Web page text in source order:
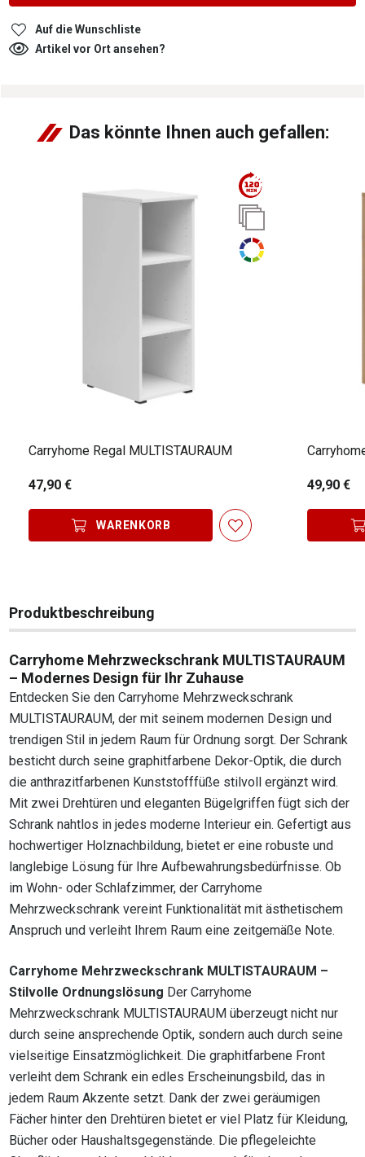
Auf die Wunschliste
Artikel vor Ort ansehen?
Das könnte Ihnen auch gefallen:
Carryhome Regal MULTISTAURAUM
47,90 €
WARENKORB
49,90 €
Produktbeschreibung
Carryhome Mehrzweckschrank MULTISTAURAUM
– Modernes Design für Ihr Zuhause
Entdecken Sie den Carryhome Mehrzweckschrank
MULTISTAURAUM, der mit seinem modernen Design und
trendigen Stil in jedem Raum für Ordnung sorgt. Der Schrank
besticht durch seine graphitfarbene Dekor-Optik, die durch
die anthrazitfarbenen Kunststofffüße stilvoll ergänzt wird.
Mit zwei Drehtüren und eleganten Bügelgriffen fügt sich der
Schrank nahtlos in jedes moderne Interieur ein. Gefertigt aus
hochwertiger Holznachbildung, bietet er eine robuste und
langlebige Lösung für Ihre Aufbewahrungsbedürfnisse. Ob
im Wohn- oder Schlafzimmer, der Carryhome
Mehrzweckschrank vereint Funktionalität mit ästhetischem
Anspruch und verleiht Ihrem Raum eine zeitgemäße Note.
Carryhome Mehrzweckschrank MULTISTAURAUM –
Stilvolle Ordnungslösung Der Carryhome
Mehrzweckschrank MULTISTAURAUM überzeugt nicht nur
durch seine ansprechende Optik, sondern auch durch seine
vielseitige Einsatzmöglichkeit. Die graphitfarbene Front
verleiht dem Schrank ein edles Erscheinungsbild, das in
jedem Raum Akzente setzt. Dank der zwei geräumigen
Fächer hinter den Drehtüren bietet er viel Platz für Kleidung,
Bücher oder Haushaltsgegenstände. Die pflegeleichte